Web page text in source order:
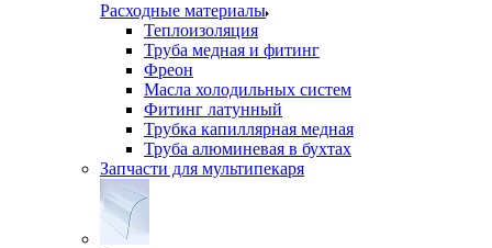
Расходные материалы
Теплоизоляция
Труба медная и фитинг
Фреон
Масла холодильных систем
Фитинг латунный
Трубка капиллярная медная
Труба алюминевая в бухтах
Запчасти для мультипекаря